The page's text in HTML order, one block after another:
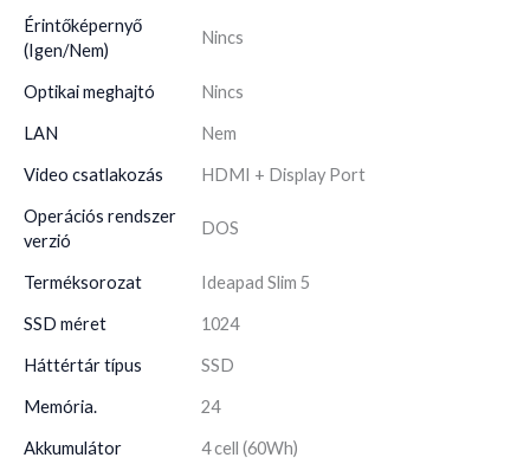
Érintőképernyő
(Igen/Nem)
Nincs
Optikai meghajtó Nincs
LAN Nem
Video csatlakozás HDMI + Display Port
Operációs rendszer
verzió
DOS
Terméksorozat Ideapad Slim 5
SSD méret 1024
Háttértár típus SSD
Memória. 24
Akkumulátor 4 cell (60Wh)